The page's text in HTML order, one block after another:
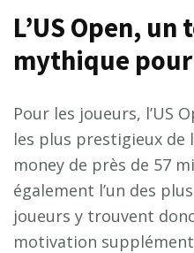
L’US Open,
mythique
Pour les joueurs, l’US
les plus prestigieux de
money de près de 57
également l’un des
joueurs y trouvent
motivation